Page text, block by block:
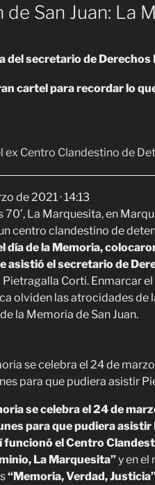
de San Juan: La
del secretario de Derechos
cartel para recordar lo
de 2021 · 14:13
70’, La Marquesita, en
centro clandestino de
día de la Memoria,
asistió el secretario de
Pietragalla Corti. Enmarcar
olviden las atrocidades de
la Memoria de San Juan.
se celebra el 24 de
para que pudiera asistir
se celebra el 24 de
para que pudiera asistir
funcionó el Centro
La Marquesita”y en el
“Memoria, Verdad,